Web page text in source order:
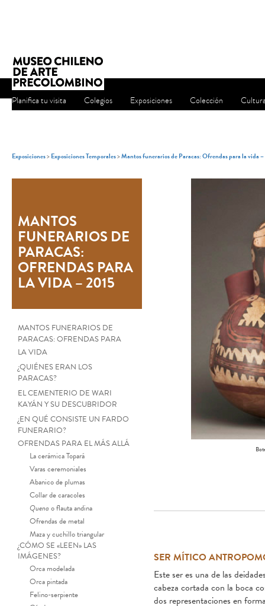
Planifica tu visita Colegios Exposiciones Colección
Exposiciones>Exposiciones Temporales>Mantos funerarios de Paracas: Ofrendas para la vida
MANTOS
FUNERARIOS DE
PARACAS:
OFRENDAS PARA
LA VIDA – 2015
MANTOS FUNERARIOS DE
PARACAS: OFRENDAS PARA
LA VIDA
¿QUIÉNES ERAN LOS
PARACAS?
EL CEMENTERIO DE WARI
KAYÁN Y SU DESCUBRIDOR
¿EN QUÉ CONSISTE UN FARDO
FUNERARIO?
OFRENDAS PARA EL MÁS ALLÁ
La cerámica Topará
Varas ceremoniales
Abanico de plumas
Collar de caracoles
Quena o flauta andina
Ofrendas de metal
Maza y cuchillo triangular
¿CÓMO SE «LEEN» LAS
IMÁGENES?
Orca modelada
Orca pintada
Felino-serpiente
SER MÍTICO
Este ser es una de las
cabeza cortada con la boca
dos representaciones en